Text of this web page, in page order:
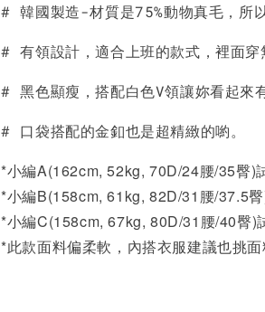
NT$ 190
NT$ 450
- +NT$ 190
NT$ 450
# 韓國製造-材質是75%動物真毛，所
# 有領設計，適合上班的款式，裡面穿
# 黑色顯瘦，搭配白色V領讓妳看起來
# 口袋搭配的金釦也是超精緻的喲。
*小編A(162cm, 52kg, 70D/24腰/35臀)
*小編B(158cm, 61kg, 82D/31腰/37.5
*小編C(158cm, 67kg, 80D/31腰/40臀)
*此款面料偏柔軟，內搭衣服建議也挑面